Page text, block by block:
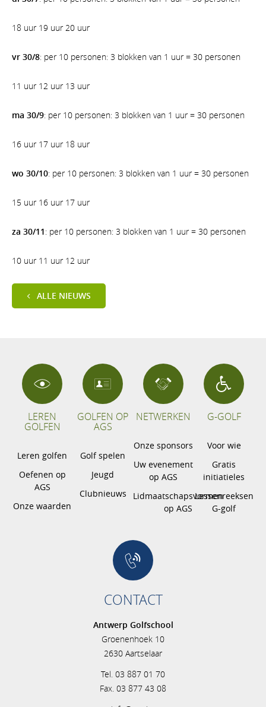
18 uur 19 uur 20 uur
vr 30/8: per 10 personen: 3 blokken van 1 uur = 30 personen
11 uur 12 uur 13 uur
ma 30/9: per 10 personen: 3 blokken van 1 uur = 30 personen
16 uur 17 uur 18 uur
wo 30/10: per 10 personen: 3 blokken van 1 uur = 30 personen
15 uur 16 uur 17 uur
za 30/11: per 10 personen: 3 blokken van 1 uur = 30 personen
10 uur 11 uur 12 uur
ALLE NIEUWS
LEREN
GOLFEN
Leren golfen
Oefenen op
AGS
Onze waarden
GOLFEN OP
AGS
Golf spelen
Jeugd
Clubnieuws
NETWERKEN
Onze sponsors
Uw evenement
op AGS
Lidmaatschapsvormen
op AGS
G-GOLF
Voor wie
Gratis
initiatieles
Lessenreeksen
G-golf
CONTACT
Antwerp Golfschool
Groenenhoek 10
2630 Aartselaar
Tel. 03 887 01 70
Fax. 03 877 43 08